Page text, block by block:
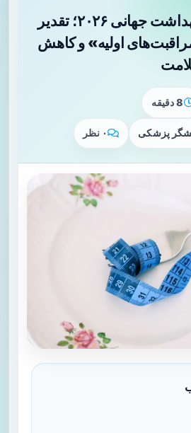
اعطای جوایز بهداشت جهانی ۲۰۲۶؛ تقدیر
اولیه» و کاهش
8 دقیقه
پزشکی ۰ نظر